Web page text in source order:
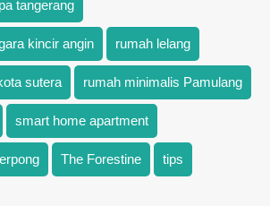
tangerang
kincir angin rumah lelang
sutera rumah minimalis Pamulang
smart home apartment
The Forestine tips